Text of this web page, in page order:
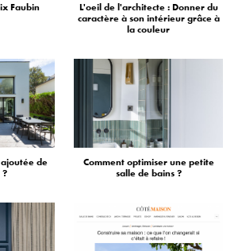
Faubin
L'oeil de l'architecte : Donner du
caractère à son intérieur grâce à
la couleur
de
Comment optimiser une petite
salle de bains ?